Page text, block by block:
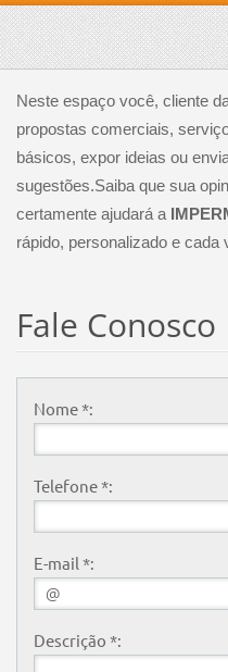
Neste espaço você, cliente
propostas comerciais,
básicos, expor ideias ou
sugestões.Saiba que sua
certamente ajudará a
rápido, personalizado e cada
Fale Conosco
Nome *:
Telefone *:
E-mail *:
Descrição *: